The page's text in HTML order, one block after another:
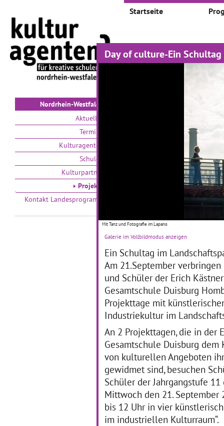
Day of culture-Ein
Mit Tanz und Fotografie im Lapano
Galerie im Vollbildmodus anzeigen
Ein Schultag im
Am 21.September
und Schüler der Erich Kästner
Gesamtschule Duisburg
Projekttage mit
Industriekultur im
An 2 Projekttagen, die in der
Gesamtschule Duisburg dem
von kulturellen Angeboten
gewidmet sind, besuchen
Schüler der Jahrgangstufe
Mittwoch den 21.
bis 12 Uhr in vier
im industriellen Kulturraum“.
Nordrhein-Westfalen
Aktuelles
Termine
Kulturagenten
Schulen
Kulturpartner
Projekte
Kontakt Landesprogramm
Startseite
Projekte
Kulturtag an der
Fensterfolien für den
Oberstufenraum
04.07.2019–04.07.2019
Kulturtag an der Frida-Levy-
Gesamtschule in Essen
Einmal jährlich feiert die
den Kulturtag, am
04.07.2019 war es wieder so
weit. Der Schulgemeinde
wurden verschiedene
… mehr
…
Wir sind alle
verschieden und doch
gleich